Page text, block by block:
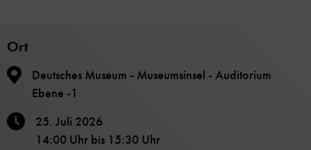
Ort
Deutsches Museum - Museumsinsel - Auditorium
Ebene -1
25. Juli 2026
14:00 Uhr bis 15:30 Uhr